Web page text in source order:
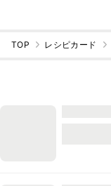
TOP レシピカード